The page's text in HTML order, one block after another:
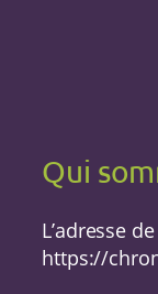
Qui
L’adresse
https://